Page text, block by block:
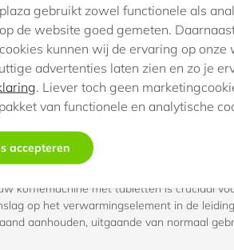
Op voorraad
uw koffiemachine
koffiemachine met tabletten is cruciaal
op het verwarmingselement in de
aanhouden, uitgaande van normaal
gebruikt zowel functionele als
de website goed gemeten.
kunnen wij de ervaring op
advertenties laten zien en zo je
. Liever toch geen
van functionele en analytische
accepteren